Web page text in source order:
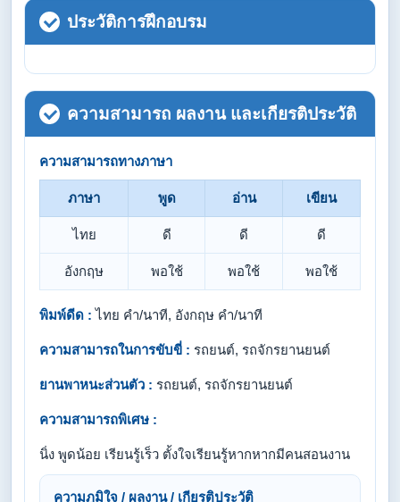
ประวัติการฝึกอบรม
ความสามารถ ผลงาน และเกียรติประวัติ
ความสามารถทางภาษา
ภาษา พูด อ่าน เขียน
ไทย ดี ดี ดี
อังกฤษ พอใช้ พอใช้ พอใช้
พิมพ์ดีด : ไทย คำ/นาที, อังกฤษ คำ/นาที
ความสามารถในการขับขี่ : รถยนต์, รถจักรยานยนต์
ยานพาหนะส่วนตัว : รถยนต์, รถจักรยานยนต์
ความสามารถพิเศษ :
นิ่ง พูดน้อย เรียนรู้เร็ว ตั้งใจเรียนรู้หากหากมีคนสอนงาน
ความภูมิใจ / ผลงาน / เกียรติประวัติ